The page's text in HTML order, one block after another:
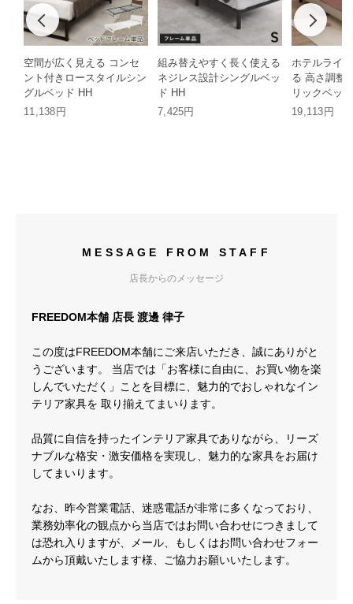
空間が広く見える コンセ
ント付きロースタイルシン
グルベッド HH
11,138円
組み替えやすく長く使える
ネジレス設計シングルベッ
ド HH
7,425円
ホテルライ
る 高さ調整
リックベッ
19,113円
MESSAGE FROM STAFF
店長からのメッセージ
FREEDOM本舗 店長 渡邊 律子
この度はFREEDOM本舗にご来店いただき、誠にありがと
うございます。 当店では「お客様に自由に、お買い物を楽
しんでいただく」ことを目標に、魅力的でおしゃれなイン
テリア家具を 取り揃えてまいります。
品質に自信を持ったインテリア家具でありながら、リーズ
ナブルな格安・激安価格を実現し、魅力的な家具をお届け
してまいります。
なお、昨今営業電話、迷惑電話が非常に多くなっており、
業務効率化の観点から当店ではお問い合わせにつきまして
は恐れ入りますが、メール、もしくはお問い合わせフォー
ムから頂戴いたします様、ご協力お願いいたします。